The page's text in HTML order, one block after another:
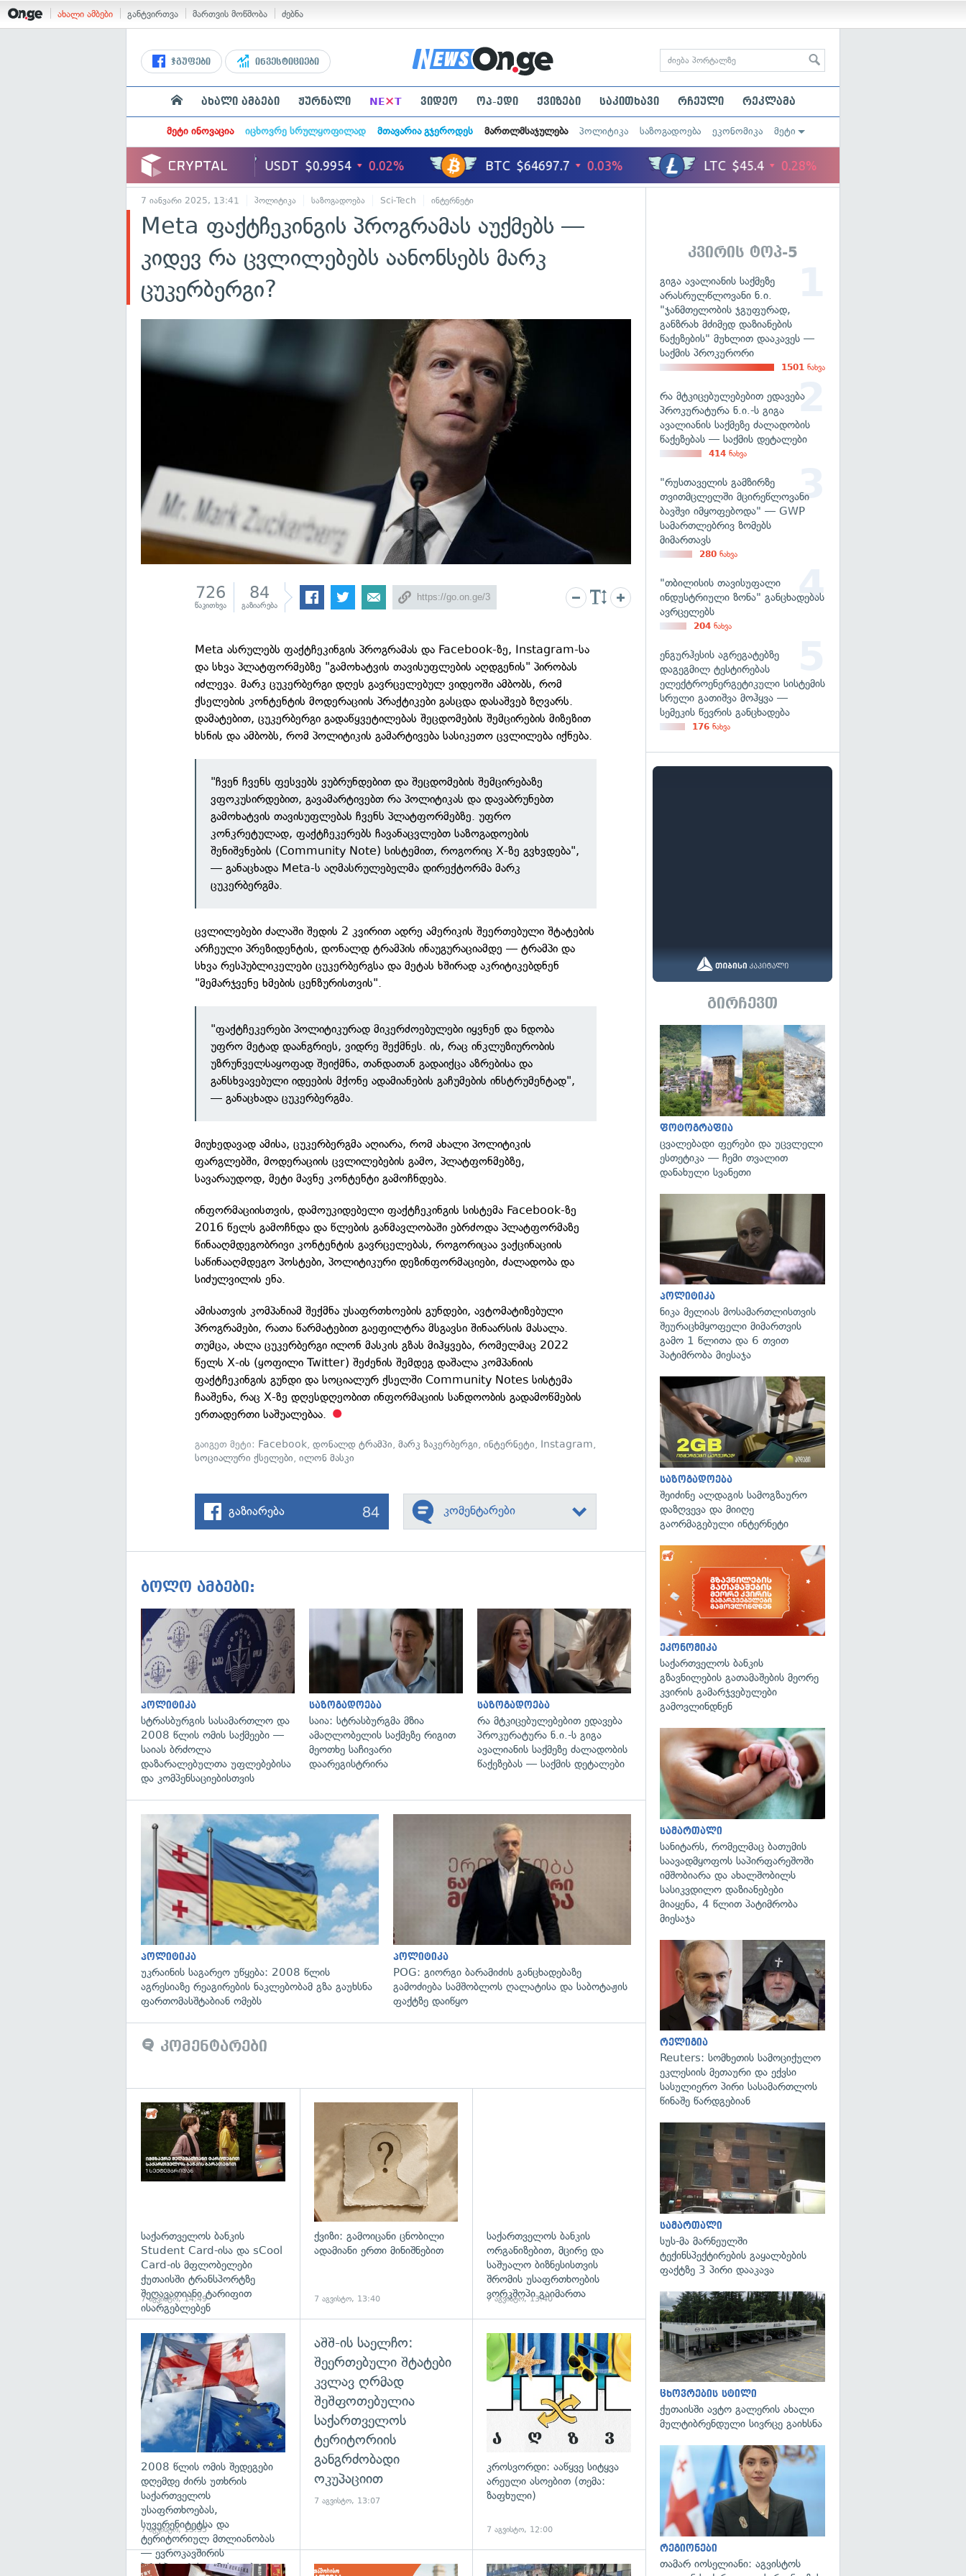
ახალი ამბები განტვირთვა მართვის მოწმობა ძებნა
ჯგუფები ინვესტიციები
ახალი ამბები ჟურნალი NE×T ვიდეო ოპ-ედი ქვიზები საკითხავი რჩეული რეკლამა
მეტი ინოვაცია იცხოვრე სრულყოფილად მთავარია გჯეროდეს მართლმსაჯულება პოლიტიკა საზოგადოება ეკონომიკა მეტი
7 იანვარი 2025, 13:41 პოლიტიკა საზოგადოება Sci-Tech ინტერნეტი
Meta ფაქტჩეკინგის პროგრამას აუქმებს —
კიდევ რა ცვლილებებს აანონსებს მარკ
ცუკერბერგი?
726
წაკითხვა
84
გაზიარება
Meta ასრულებს ფაქტჩეკინგის პროგრამას და Facebook-ზე, Instagram-სა
და სხვა პლატფორმებზე "გამოხატვის თავისუფლების აღდგენის" პირობას
იძლევა. მარკ ცუკერბერგი დღეს გავრცელებულ ვიდეოში ამბობს, რომ
ქსელების კონტენტის მოდერაციის პრაქტიკები გასცდა დასაშვებ ზღვარს.
დამატებით, ცუკერბერგი გადაწყვეტილებას შეცდომების შემცირების მიზეზით
ხსნის და ამბობს, რომ პოლიტიკის გამარტივება სასიკეთო ცვლილება იქნება.
"ჩვენ ჩვენს ფესვებს ვუბრუნდებით და შეცდომების შემცირებაზე
ვფოკუსირდებით, გავამარტივებთ რა პოლიტიკას და დავაბრუნებთ
გამოხატვის თავისუფლებას ჩვენს პლატფორმებზე. უფრო
კონკრეტულად, ფაქტჩეკერებს ჩავანაცვლებთ საზოგადოების
შენიშვნების (Community Note) სისტემით, როგორიც X-ზე გვხვდება",
— განაცხადა Meta-ს აღმასრულებელმა დირექტორმა მარკ
ცუკერბერგმა.
ცვლილებები ძალაში შედის 2 კვირით ადრე ამერიკის შეერთებული შტატების
არჩეული პრეზიდენტის, დონალდ ტრამპის ინაუგურაციამდე — ტრამპი და
სხვა რესპუბლიკელები ცუკერბერგსა და მეტას ხშირად აკრიტიკებდნენ
"მემარჯვენე ხმების ცენზურისთვის".
"ფაქტჩეკერები პოლიტიკურად მიკერძოებულები იყვნენ და ნდობა
უფრო მეტად დაანგრიეს, ვიდრე შექმნეს. ის, რაც ინკლუზიურობის
უზრუნველსაყოფად შეიქმნა, თანდათან გადაიქცა აზრებისა და
განსხვავებული იდეების მქონე ადამიანების გაჩუმების ინსტრუმენტად",
— განაცხადა ცუკერბერგმა.
მიუხედავად ამისა, ცუკერბერგმა აღიარა, რომ ახალი პოლიტიკის
ფარგლებში, მოდერაციის ცვლილებების გამო, პლატფონმებზე,
სავარაუდოდ, მეტი მავნე კონტენტი გამოჩნდება.
ინფორმაციისთვის, დამოუკიდებელი ფაქტჩეკინგის სისტემა Facebook-ზე
2016 წელს გამოჩნდა და წლების განმავლობაში ებრძოდა პლატფორმაზე
წინააღმდეგობრივი კონტენტის გავრცელებას, როგორიცაა ვაქცინაციის
საწინააღმდეგო პოსტები, პოლიტიკური დეზინფორმაციები, ძალადობა და
სიძულვილის ენა.
ამისათვის კომპანიამ შექმნა უსაფრთხოების გუნდები, ავტომატიზებული
პროგრამები, რათა წარმატებით გაეფილტრა მსგავსი შინაარსის მასალა.
თუმცა, ახლა ცუკერბერგი ილონ მასკის გზას მიჰყვება, რომელმაც 2022
წელს X-ის (ყოფილი Twitter) შეძენის შემდეგ დაშალა კომპანიის
ფაქტჩეკინგის გუნდი და სოციალურ ქსელში Community Notes სისტემა
ჩააშენა, რაც X-ზე დღესდღეობით ინფორმაციის სანდოობის გადამოწმების
ერთადერთი საშუალებაა.
გაიგეთ მეტი: Facebook,დონალდ ტრამპი,მარკ ზაკერბერგი,ინტერნეტი, Instagram,
სოციალური ქსელები,ილონ მასკი
გაზიარება 84 კომენტარები
ბოლო ამბები:
გადახედვა
პოლიტიკა
სტრასბურგის სასამართლო და
2008 წლის ომის საქმეები —
საიას ბრძოლა
დაზარალებულთა უფლებებისა
და კომპენსაციებისთვის
გადახედვა
საზოგადოება
საია: სტრასბურგმა მზია
ამაღლობელის საქმეზე რიგით
მეოთხე საჩივარი
დაარეგისტრირა
გადახედვა
საზოგადოება
რა მტკიცებულებებით ედავება
პროკურატურა ნ.ი.-ს გიგა
ავალიანის საქმეზე ძალადობის
წაქეზებას — საქმის დეტალები
პოლიტიკა
უკრაინის საგარეო უწყება: 2008 წლის
აგრესიაზე რეაგირების ნაკლებობამ გზა გაუხსნა
ფართომასშტაბიან ომებს
გადახედვა
პოლიტიკა
POG: გიორგი ბარამიძის განცხადებაზე
გამოძიება სამშობლოს ღალატისა და საბოტაჟის
ფაქტზე დაიწყო
კომენტარები
საქართველოს ბანკის
Student Card-ისა და sCool
Card-ის მფლობელები
ქუთაისში ტრანსპორტზე
შეღავათიანი ტარიფით
ისარგებლებენ
7 აგვისტო, 14:49
ქვიზი: გამოიცანი ცნობილი
ადამიანი ერთი მინიშნებით
7 აგვისტო, 13:40
საქართველოს ბანკის
ორგანიზებით, მცირე და
საშუალო ბიზნესისთვის
შრომის უსაფრთხოების
ვორკშოპი გაიმართა
7 აგვისტო, 13:40
გადახედვა
2008 წლის ომის შედეგები
დღემდე ძირს უთხრის
საქართველოს
უსაფრთხოებას,
სუვერენიტეტსა და
ტერიტორიულ მთლიანობას
— ევროკავშირის
პრესპიკერის განცხადება
7 აგვისტო, 13:35
აშშ-ის საელჩო:
შეერთებული შტატები
კვლავ ღრმად
შეშფოთებულია
საქართველოს
ტერიტორიის
განგრძობადი
ოკუპაციით
7 აგვისტო, 13:07
გადახედვა
კროსვორდი: ააწყვე სიტყვა
არეული ასოებით (თემა:
ზაფხული)
7 აგვისტო, 12:00
კვირის ტოპ-5
გიგა ავალიანის საქმეზე
არასრულწლოვანი ნ.ი.
"ჯანმთელობის ჯგუფურად,
განზრახ მძიმედ დაზიანების
წაქეზების" მუხლით დააკავეს —
საქმის პროკურორი
1501 ნახვა
რა მტკიცებულებებით ედავება
პროკურატურა ნ.ი.-ს გიგა
ავალიანის საქმეზე ძალადობის
წაქეზებას — საქმის დეტალები
414 ნახვა
"რუსთაველის გამზირზე
თვითმცლელში მცირეწლოვანი
ბავშვი იმყოფებოდა" — GWP
სამართლებრივ ზომებს
მიმართავს
280 ნახვა
"თბილისის თავისუფალი
ინდუსტრიული ზონა" განცხადებას
ავრცელებს
204 ნახვა
ენგურჰესის აგრეგატებზე
დაგეგმილ ტესტირებას
ელექტროენერგეტიკული სისტემის
სრული გათიშვა მოჰყვა —
სემეკის წევრის განცხადება
176 ნახვა
გირჩევთ
ფოტოგრაფია
ცვალებადი ფერები და უცვლელი
ესთეტიკა — ჩემი თვალით
დანახული სვანეთი
პოლიტიკა
ნიკა მელიას მოსამართლისთვის
შეურაცხმყოფელი მიმართვის
გამო 1 წლითა და 6 თვით
პატიმრობა მიესაჯა
საზოგადოება
შეიძინე ალდაგის სამოგზაურო
დაზღვევა და მიიღე
გაორმაგებული ინტერნეტი
ეკონომიკა
საქართველოს ბანკის
გზავნილების გათამაშების მეორე
კვირის გამარჯვებულები
გამოვლინდნენ
სამართალი
სანიტარს, რომელმაც ბათუმის
საავადმყოფოს საპირფარეშოში
იმშობიარა და ახალშობილს
სასიკვდილო დაზიანებები
მიაყენა, 4 წლით პატიმრობა
მიესაჯა
რელიგია
Reuters: სომხეთის სამოციქულო
ეკლესიის მეთაური და ექვსი
სასულიერო პირი სასამართლოს
წინაშე წარდგებიან
სამართალი
სუს-მა მარნეულში
ტექინსპექტირების გაყალბების
ფაქტზე 3 პირი დააკავა
ცხოვრების სტილი
ქუთაისში ავტო გალერის ახალი
მულტიბრენდული სივრცე გაიხსნა
რეგიონები
თამარ იოსელიანი: აგვისტოს